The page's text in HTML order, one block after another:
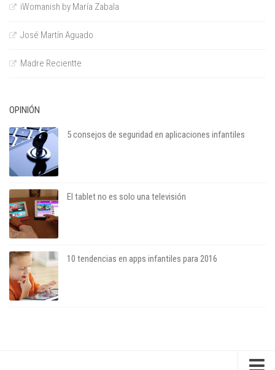
iWomanish by María Zabala
José Martín Aguado
Madre Recientte
OPINIÓN
5 consejos de seguridad en aplicaciones infantiles
El tablet no es solo una televisión
10 tendencias en apps infantiles para 2016